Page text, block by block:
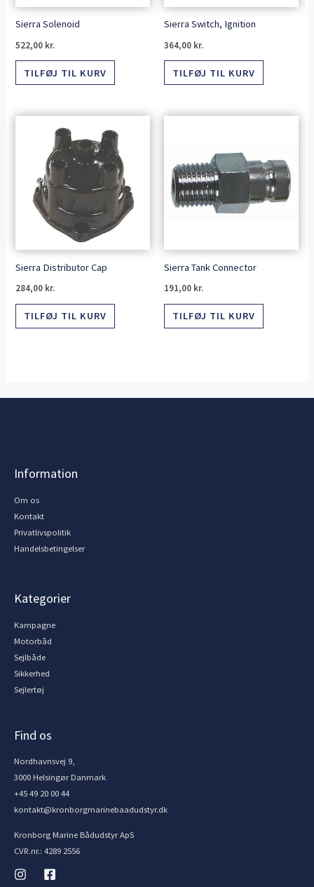
Sierra Solenoid
522,00 kr.
TILFØJ TIL KURV
Sierra Switch, Ignition
364,00 kr.
TILFØJ TIL KURV
Sierra Distributor Cap
284,00 kr.
TILFØJ TIL KURV
Sierra Tank Connector
191,00 kr.
TILFØJ TIL KURV
Information
Om os
Kontakt
Privatlivspolitik
Handelsbetingelser
Kategorier
Kampagne
Motorbåd
Sejlbåde
Sikkerhed
Sejlertøj
Find os
Nordhavnsvej 9,
3000 Helsingør Danmark
+45 49 20 00 44
kontakt@kronborgmarinebaadudstyr.dk
Kronborg Marine Bådudstyr ApS
CVR.nr.: 4289 2556